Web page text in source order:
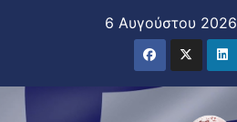
6 Αυγούστου 2026